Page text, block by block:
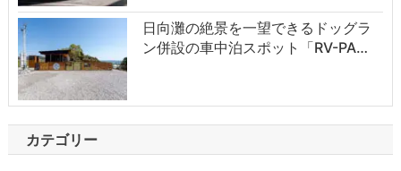
日向灘の絶景を一望できるドッグラ
ン併設の車中泊スポット「RV-PA…
カテゴリー